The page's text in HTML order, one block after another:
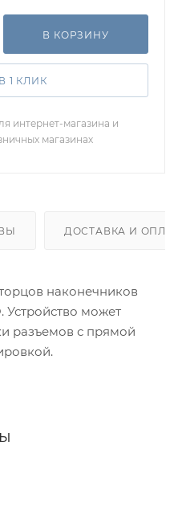
В КОРЗИНУ
1 КЛИК
интернет-магазина и
магазинах
ДОСТАВКА И
наконечников
Устройство может
разъемов с прямой